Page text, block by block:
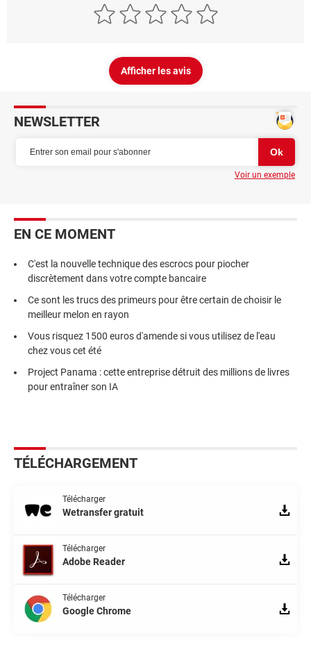
Afficher les avis
NEWSLETTER
Voir un exemple
EN CE MOMENT
C'est la nouvelle technique des escrocs pour piocher
discrètement dans votre compte bancaire
Ce sont les trucs des primeurs pour être certain de choisir le
meilleur melon en rayon
Vous risquez 1500 euros d'amende si vous utilisez de l'eau
chez vous cet été
Project Panama : cette entreprise détruit des millions de livres
pour entraîner son IA
TÉLÉCHARGEMENT
Télécharger
Wetransfer gratuit
Télécharger
Adobe Reader
Télécharger
Google Chrome